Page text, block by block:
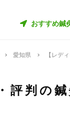
おすすめ鍼
愛知県 【レデ
評判の